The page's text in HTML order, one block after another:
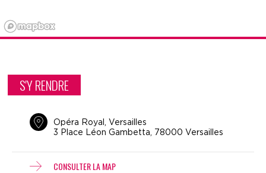
S'Y RENDRE
Opéra Royal, Versailles
3 Place Léon Gambetta, 78000 Versailles
CONSULTER LA MAP